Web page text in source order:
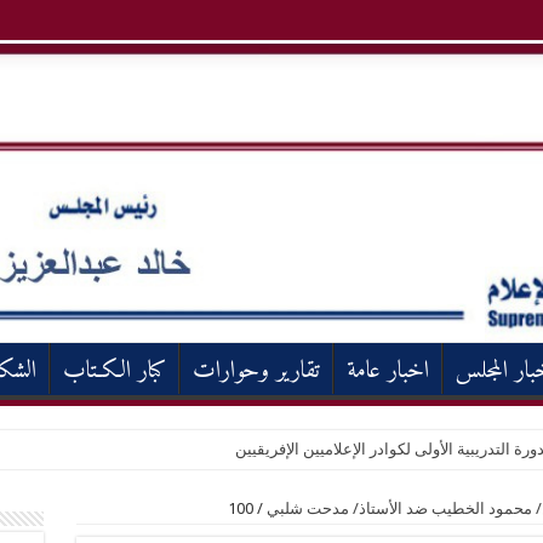
المجلس اخبار عامة تقارير وحوارات كبار الكـتاب
التدريبية الأولى لكوادر الإعلاميين الإفريقيين
محمود الخطيب ضد الأستاذ/ مدحت شلبي /
100